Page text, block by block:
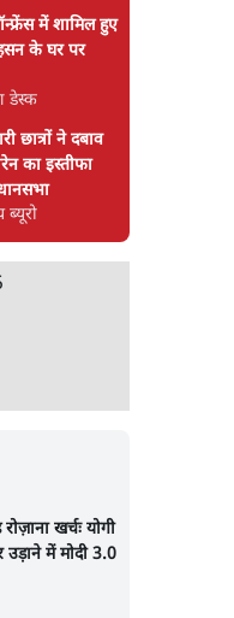
में शामिल हुए
के घर पर
डेस्क
छात्रों ने दबाव
का इस्तीफा
ब्यूरो
खर्चः योगी
उड़ाने में मोदी 3.0